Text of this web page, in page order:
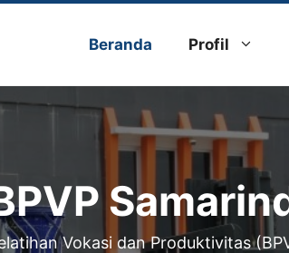
Beranda Profil
Vokasi dan Produktivitas